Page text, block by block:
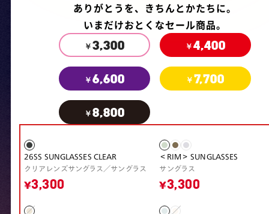
ありがとうを、きちんとかたちに。
いまだけおとくなセール商品。
￥ 3,300 ￥ 4,400
￥ 6,600 ￥ 7,700
￥ 8,800
26SS SUNGLASSES CLEAR
クリアレンズサングラス／サングラス
¥3,300
＜RIM＞ SUNGLASSES
サングラス
¥3,300